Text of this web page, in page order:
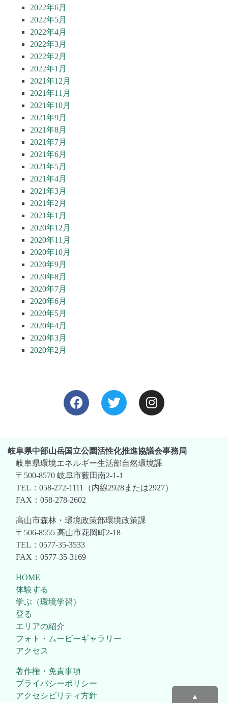
2022年6月
2022年5月
2022年4月
2022年3月
2022年2月
2022年1月
2021年12月
2021年11月
2021年10月
2021年9月
2021年8月
2021年7月
2021年6月
2021年5月
2021年4月
2021年3月
2021年2月
2021年1月
2020年12月
2020年11月
2020年10月
2020年9月
2020年8月
2020年7月
2020年6月
2020年5月
2020年4月
2020年3月
2020年2月
岐阜県中部山岳国立公園活性化推進協議会事務局
岐阜県環境エネルギー生活部自然環境課
〒500-8570 岐阜市薮田南2-1-1
TEL：058-272-1111（内線2928または2927）
FAX：058-278-2602
高山市森林・環境政策部環境政策課
〒506-8555 高山市花岡町2-18
TEL：0577-35-3533
FAX：0577-35-3169
HOME
体験する
学ぶ（環境学習）
登る
エリアの紹介
フォト・ムービーギャラリー
アクセス
著作権・免責事項
プライバシーポリシー
アクセシビリティ方針
▲